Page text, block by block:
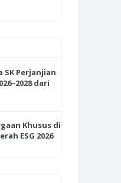
SK Perjanjian
dari
Khusus di
ESG 2026